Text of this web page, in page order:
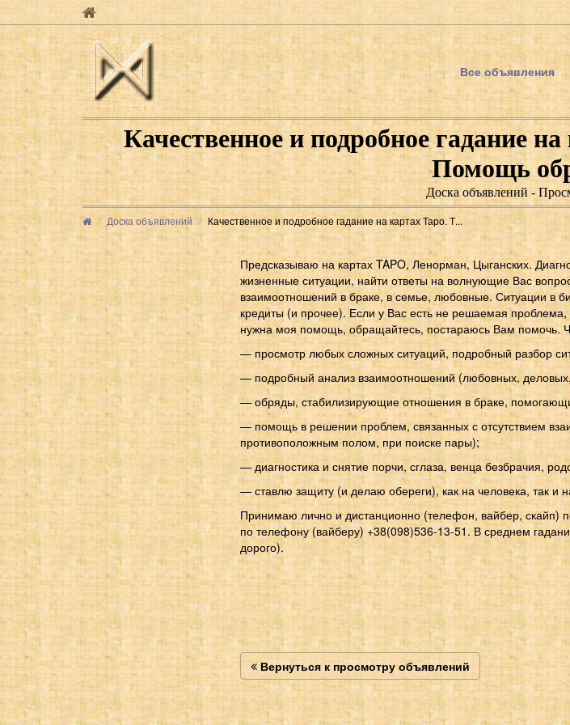
Все объявления
Качественное и подробное гадание
Помощь
Доска объявлений -
Доска объявлений
Качественное и подробное гадание на картах Таро. Т...
Предсказываю на картах TAPO, Ленорман, Цыганских.
жизненные ситуации, найти ответы на волнующие Вас
взаимоотношений в браке, в семье, любовные. Ситуации в
кредиты (и прочее). Если у Вас есть не решаемая
нужна моя помощь, обращайтесь, постараюсь Вам помочь.
— просмотр любых сложных ситуаций, подробный разбор
— подробный анализ взаимоотношений (любовных,
— обряды, стабилизирующие отношения в браке,
— помощь в решении проблем, связанных с отсутствием
противоположным полом, при поиске пары);
— диагностика и снятие порчи, сглаза, венца безбрачия,
— ставлю защиту (и делаю обереги), как на человека, так и
Принимаю лично и дистанционно (телефон, вайбер, скайп)
по телефону (вайберу) +38(098)536-13-51. В среднем
дорого).
Вернуться к просмотру объявлений